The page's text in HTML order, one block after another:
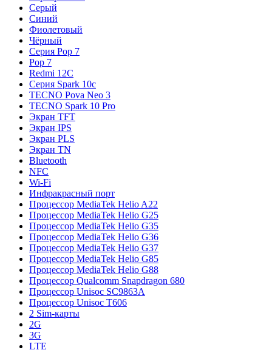
Серый
Синий
Фиолетовый
Чёрный
Серия Pop 7
Pop 7
Redmi 12C
Серия Spark 10c
TECNO Pova Neo 3
TECNO Spark 10 Pro
Экран TFT
Экран IPS
Экран PLS
Экран TN
Bluetooth
NFC
Wi-Fi
Инфракрасный порт
Процессор MediaTek Helio A22
Процессор MediaTek Helio G25
Процессор MediaTek Helio G35
Процессор MediaTek Helio G36
Процессор MediaTek Helio G37
Процессор MediaTek Helio G85
Процессор MediaTek Helio G88
Процессор Qualcomm Snapdragon 680
Процессор Unisoc SC9863A
Процессор Unisoc T606
2 Sim-карты
2G
3G
LTE